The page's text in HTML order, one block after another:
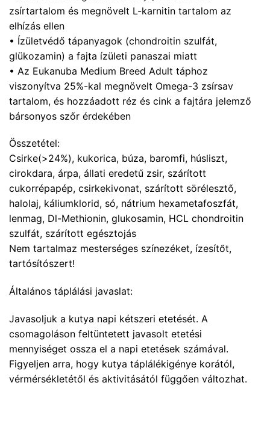
zsírtartalom és megnövelt L-karnitin tartalom az
elhízás ellen
• Ízületvédő tápanyagok (chondroitin szulfát,
glükozamin) a fajta ízületi panaszai miatt
• Az Eukanuba Medium Breed Adult táphoz
viszonyítva 25%-kal megnövelt Omega-3 zsírsav
tartalom, és hozzáadott réz és cink a fajtára jelemző
bársonyos szőr érdekében
Összetétel:
Csirke(>24%), kukorica, búza, baromfi, húsliszt,
cirokdara, árpa, állati eredetű zsir, szárított
cukorrépapép, csirkekivonat, szárított sörélesztő,
halolaj, káliumklorid, só, nátrium hexametafoszfát,
lenmag, Dl-Methionin, glukosamin, HCL chondroitin
szulfát, szárított egésztojás
Nem tartalmaz mesterséges színezéket, ízesítőt,
tartósítószert!
Általános táplálási javaslat:
Javasoljuk a kutya napi kétszeri etetését. A
csomagoláson feltüntetett javasolt etetési
mennyiséget ossza el a napi etetések számával.
Figyeljen arra, hogy kutya táplálékigénye korától,
vérmérsékletétől és aktivitásától függően változhat.